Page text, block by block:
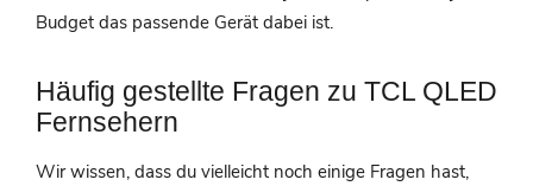
Budget das passende Gerät dabei ist.
Häufig gestellte Fragen zu TCL QLED
Fernsehern
Wir wissen, dass du vielleicht noch einige Fragen hast,